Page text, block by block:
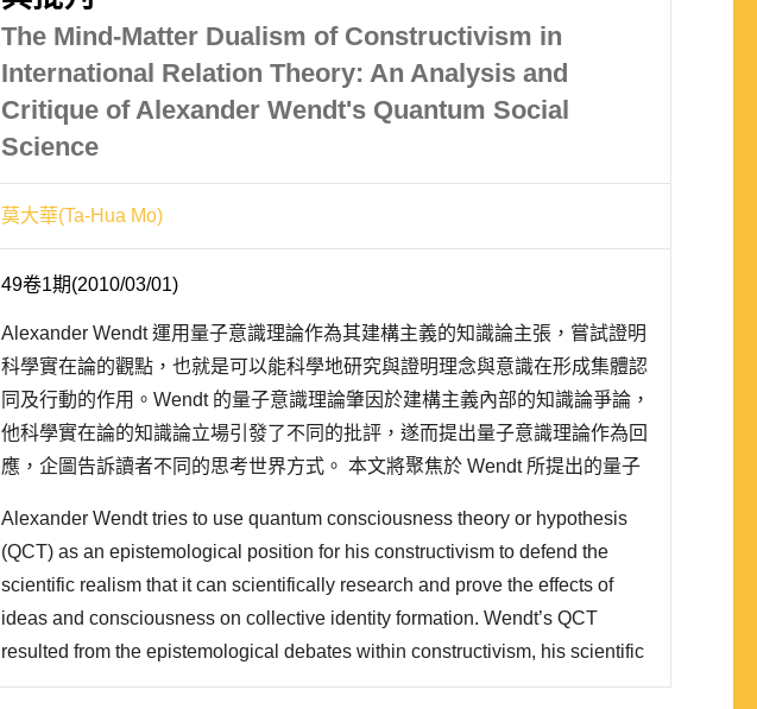
The Mind-Matter Dualism of Constructivism in
International Relation Theory: An Analysis and
Critique of Alexander Wendt's Quantum Social
Science
莫大華(Ta-Hua Mo)
49卷1期(2010/03/01)
Alexander Wendt 運用量子意識理論作為其建構主義的知識論主張，嘗試證明
科學實在論的觀點，也就是可以能科學地研究與證明理念與意識在形成集體認
同及行動的作用。Wendt 的量子意識理論肇因於建構主義內部的知識論爭論，
他科學實在論的知識論立場引發了不同的批評，遂而提出量子意識理論作為回
應，企圖告訴讀者不同的思考世界方式。 本文將聚焦於 Wendt 所提出的量子
Alexander Wendt tries to use quantum consciousness theory or hypothesis
(QCT) as an epistemological position for his constructivism to defend the
scientific realism that it can scientifically research and prove the effects of
ideas and consciousness on collective identity formation. Wendt’s QCT
resulted from the epistemological debates within constructivism, his scientific
realism has generated various critics, he initiated QCT to response these